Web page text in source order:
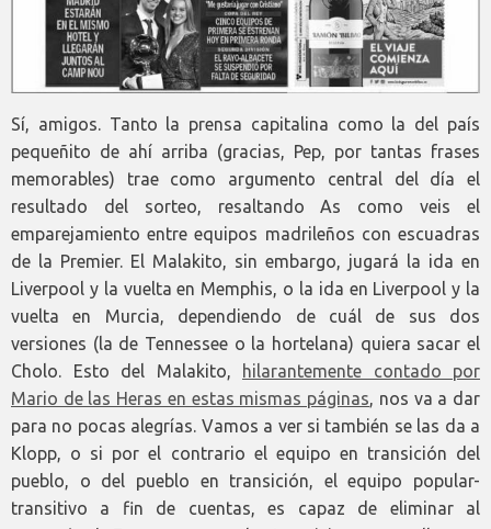
Sí, amigos. Tanto la prensa capitalina como la del país
pequeñito de ahí arriba (gracias, Pep, por tantas frases
memorables) trae como argumento central del día el
resultado del sorteo, resaltando As como veis el
emparejamiento entre equipos madrileños con escuadras
de la Premier. El Malakito, sin embargo, jugará la ida en
Liverpool y la vuelta en Memphis, o la ida en Liverpool y la
vuelta en Murcia, dependiendo de cuál de sus dos
versiones (la de Tennessee o la hortelana) quiera sacar el
Cholo. Esto del Malakito,
hilarantemente contado por
Mario de las Heras en estas mismas páginas, nos va a dar
para no pocas alegrías. Vamos a ver si también se las da a
Klopp, o si por el contrario el equipo en transición del
pueblo, o del pueblo en transición, el equipo popular-
transitivo a fin de cuentas, es capaz de eliminar al